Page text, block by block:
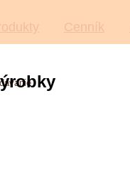
Cenník